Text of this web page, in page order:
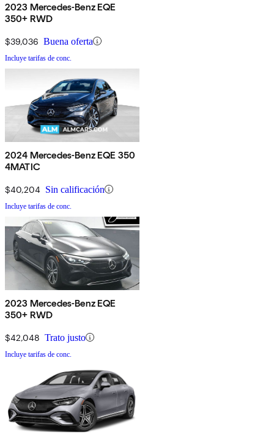
2023 Mercedes-Benz EQE
350+ RWD
$39,036 Buena oferta
Incluye tarifas de conc.
2024 Mercedes-Benz EQE 350
4MATIC
$40,204 Sin calificación
Incluye tarifas de conc.
2023 Mercedes-Benz EQE
350+ RWD
$42,048 Trato justo
Incluye tarifas de conc.